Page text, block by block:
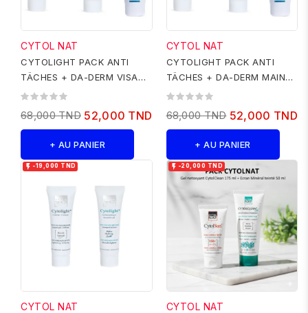
CYTOL NAT
CYTOLIGHT PACK ANTI
TÄCHES + DA-DERM VISAGE
100 ML GRATUIT
68,000 TND 52,000 TND
+ AU PANIER
CYTOL NAT
CYTOLIGHT PACK ANTI
TÄCHES + DA-DERM MAINS
100 ML GRATUIT
68,000 TND 52,000 TND
+ AU PANIER
 -19,000 TND
CYTOL NAT
 -20,000 TND
CYTOL NAT